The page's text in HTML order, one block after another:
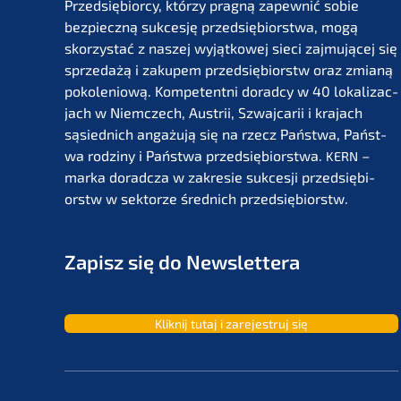
Przedsię­bi­or­cy, którzy pragną zapew­nić sobie
bezpiecz­ną sukces­ję przedsię­bi­orst­wa, mogą
skorzystać z naszej wyjąt­ko­wej sieci zajmu­jącej się
sprze­dażą i zakupem przedsię­bi­orstw oraz zmianą
pokolenio­wą. Kompe­tent­ni dorad­cy w 40 lokali­zac­
jach w Niemc­zech, Austrii, Szwaj­ca­rii i krajach
sąsied­nich angażu­ją się na rzecz Państ­wa, Państ­
wa rodzi­ny i Państ­wa przedsię­bi­orst­wa. KERN –
marka dorad­c­za w zakre­sie sukces­ji przedsię­bi­
orstw w sektor­ze średnich przedsiębiorstw.
Zapisz się do Newslettera
Kliknij tutaj i zarejes­truj się